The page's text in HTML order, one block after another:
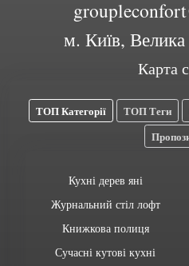
м. Київ,
Карта
ТОП Категорії ТОП Теги
Кухні дерев яні
Журнальний стіл лофт
Книжкова полиця
Сучасні кутові кухні